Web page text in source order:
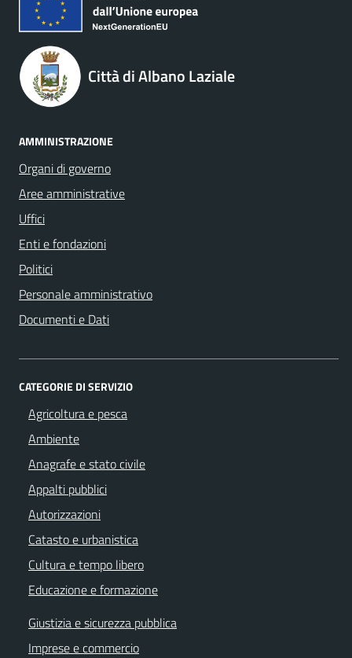
Città di Albano Laziale
AMMINISTRAZIONE
Organi di governo
Aree amministrative
Uffici
Enti e fondazioni
Politici
Personale amministrativo
Documenti e Dati
CATEGORIE DI SERVIZIO
Agricoltura e pesca
Ambiente
Anagrafe e stato civile
Appalti pubblici
Autorizzazioni
Catasto e urbanistica
Cultura e tempo libero
Educazione e formazione
Giustizia e sicurezza pubblica
Imprese e commercio